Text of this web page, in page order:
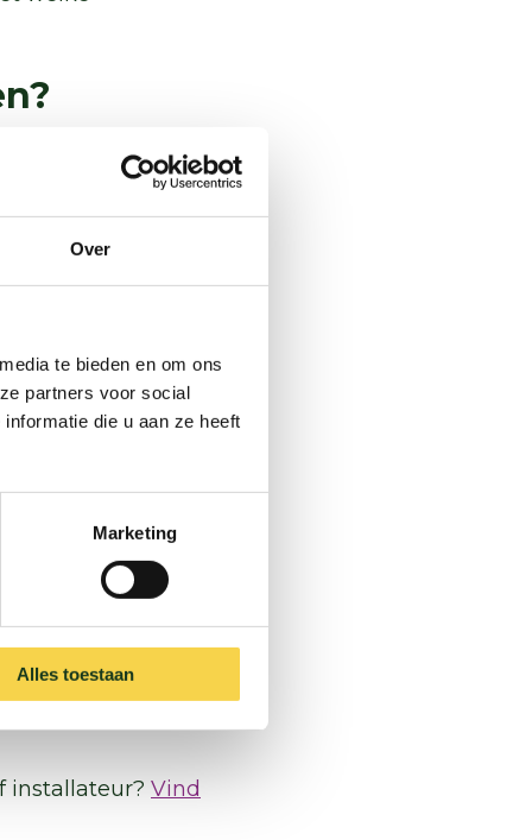
Over
te bieden en om ons
partners voor social
die u aan ze heeft
Marketing
Alles toestaan
gebruiken, maar
. Ontdek welke
ook of je mee kunt
bij jou in de buurt.
kosten
een
aan de
ik nodig?
Maar welke je
en wil je
betaalde
en initiatieven,
installateur? Vind